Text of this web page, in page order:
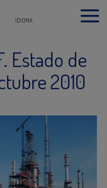
IDIOMA
Estado de
2010